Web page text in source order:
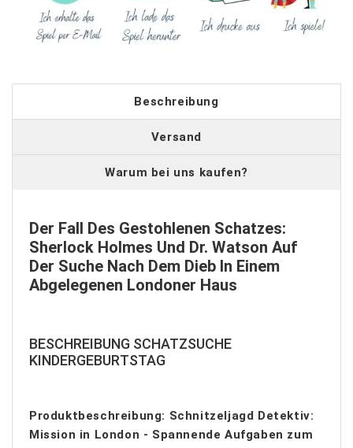
Beschreibung
Versand
Warum bei uns kaufen?
Der Fall Des Gestohlenen Schatzes:
Sherlock Holmes Und Dr. Watson Auf
Der Suche Nach Dem Dieb In Einem
Abgelegenen Londoner Haus
BESCHREIBUNG SCHATZSUCHE
KINDERGEBURTSTAG
Produktbeschreibung: Schnitzeljagd Detektiv:
Mission in London - Spannende Aufgaben zum